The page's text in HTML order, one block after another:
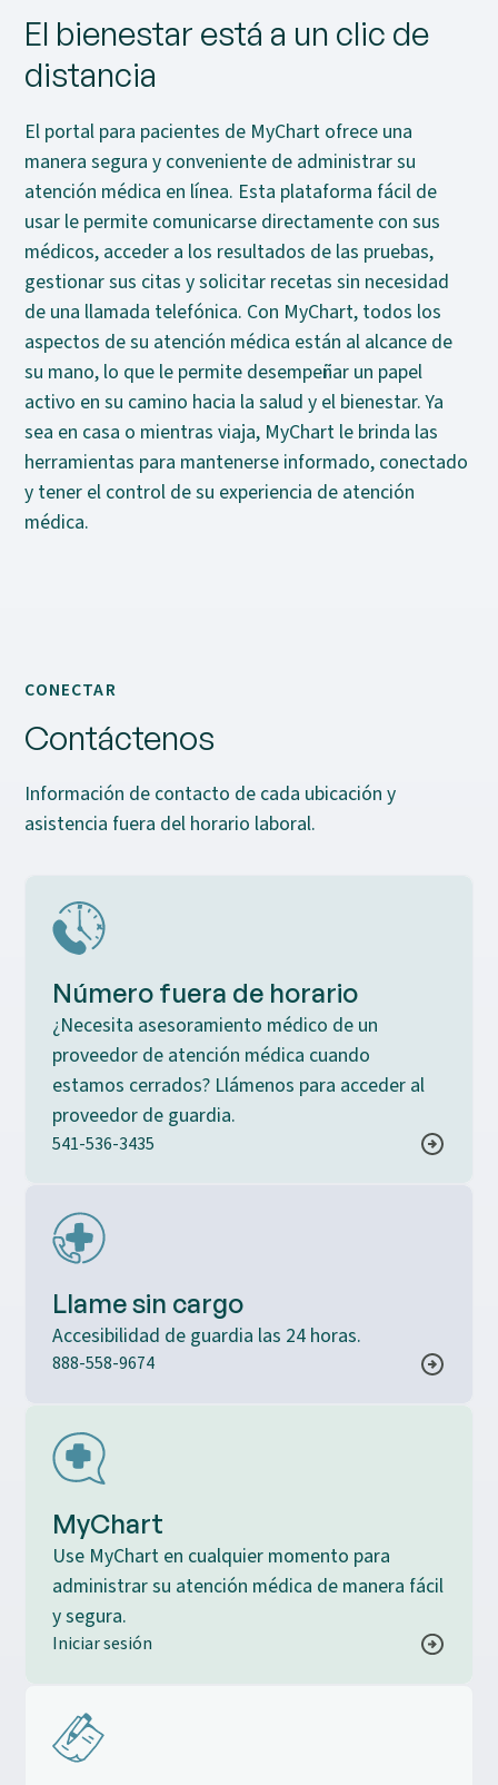
El bienestar está a un clic de
distancia
El portal para pacientes de MyChart ofrece una
manera segura y conveniente de administrar su
atención médica en línea. Esta plataforma fácil de
usar le permite comunicarse directamente con sus
médicos, acceder a los resultados de las pruebas,
gestionar sus citas y solicitar recetas sin necesidad
de una llamada telefónica. Con MyChart, todos los
aspectos de su atención médica están al alcance de
su mano, lo que le permite desempeñar un papel
activo en su camino hacia la salud y el bienestar. Ya
sea en casa o mientras viaja, MyChart le brinda las
herramientas para mantenerse informado, conectado
y tener el control de su experiencia de atención
médica.
CONECTAR
Contáctenos
Información de contacto de cada ubicación y
asistencia fuera del horario laboral.
Número fuera de horario
¿Necesita asesoramiento médico de un
proveedor de atención médica cuando
estamos cerrados? Llámenos para acceder al
proveedor de guardia.
541-536-3435
Llame sin cargo
Accesibilidad de guardia las 24 horas.
888-558-9674
MyChart
Use MyChart en cualquier momento para
administrar su atención médica de manera fácil
y segura.
Iniciar sesión